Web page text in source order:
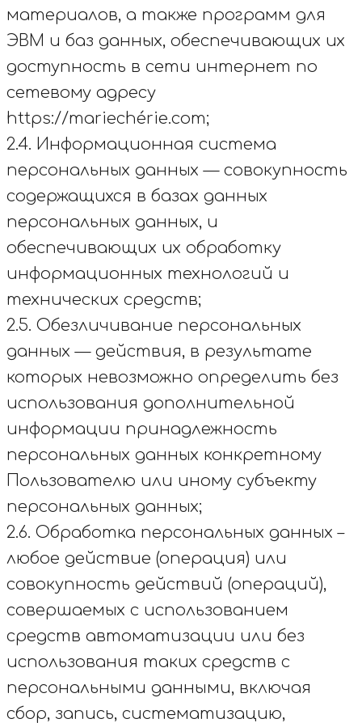
материалов, а также программ для
ЭВМ и баз данных, обеспечивающих их
доступность в сети интернет по
сетевому адресу
https://mariechérie.com;
2.4. Информационная система
персональных данных — совокупность
содержащихся в базах данных
персональных данных, и
обеспечивающих их обработку
информационных технологий и
технических средств;
2.5. Обезличивание персональных
данных — действия, в результате
которых невозможно определить без
использования дополнительной
информации принадлежность
персональных данных конкретному
Пользователю или иному субъекту
персональных данных;
2.6. Обработка персональных данных –
любое действие (операция) или
совокупность действий (операций),
совершаемых с использованием
средств автоматизации или без
использования таких средств с
персональными данными, включая
сбор, запись, систематизацию,